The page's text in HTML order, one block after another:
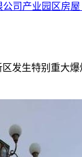
司产业园区房
区发生特别重大